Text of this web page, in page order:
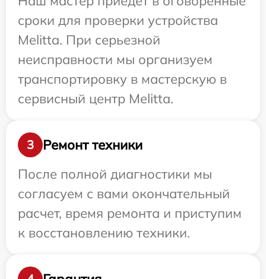
сроки для проверки устройства
Melitta. При серьезной
неисправности мы организуем
транспортировку в мастерскую в
сервисный центр Melitta.
3
Ремонт техники
После полной диагностики мы
согласуем с вами окончательный
расчет, время ремонта и приступим
к восстановлению техники.